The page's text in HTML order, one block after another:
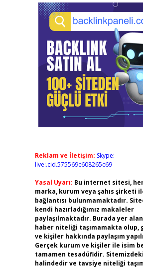
Reklam ve İletişim: Skype:
live:.cid.575569c608265c69
Yasal Uyarı: Bu internet sitesi,
marka, kurum veya şahıs şirketi
bağlantısı bulunmamaktadır.
kendi hazırladığımız makaleler
paylaşılmaktadır. Burada yer
haber niteliği taşımamakta olup,
ve kişiler hakkında paylaşım
Gerçek kurum ve kişiler ile isim
tamamen tesadüfidir.
halindedir ve tavsiye niteliği